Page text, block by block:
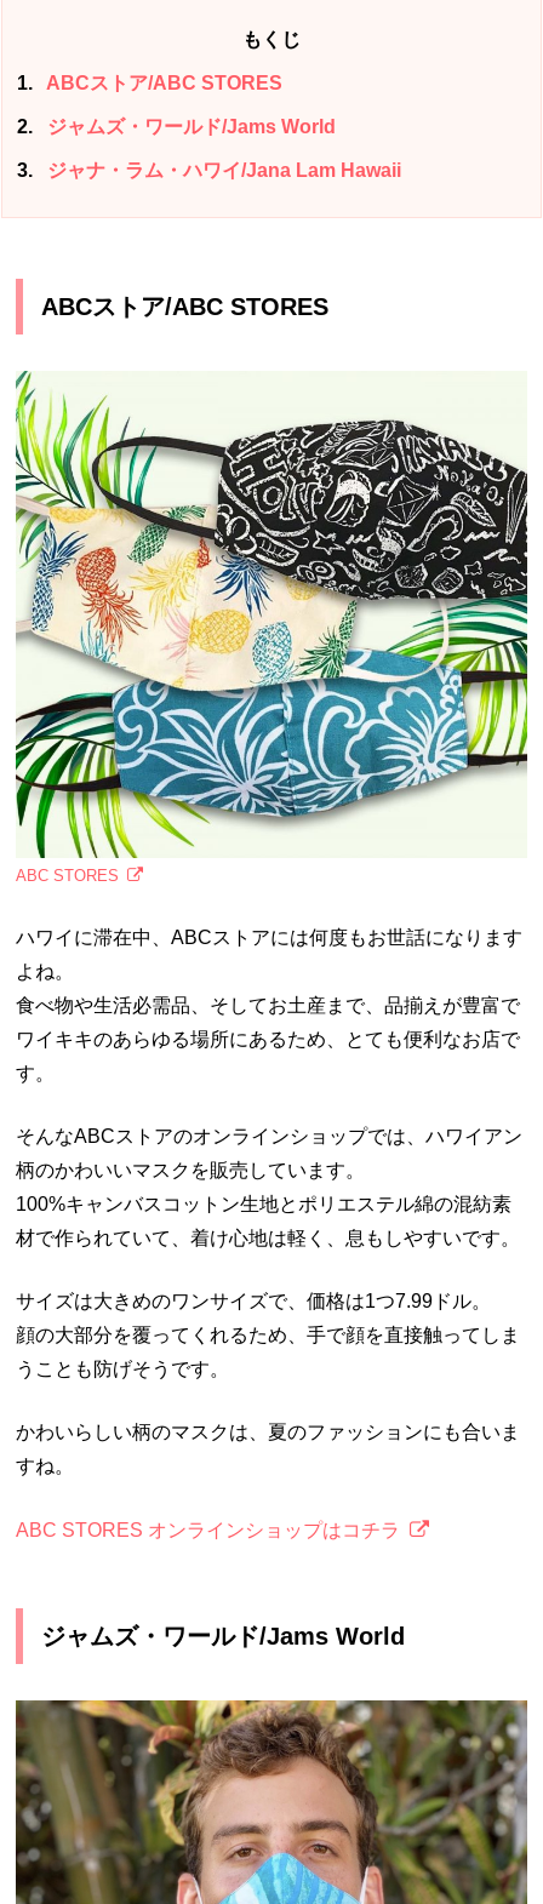
もくじ
1 ABCストア/ABC STORES
2 ジャムズ・ワールド/Jams World
3 ジャナ・ラム・ハワイ/Jana Lam Hawaii
ABCストア/ABC STORES
ABC STORES
ハワイに滞在中、ABCストアには何度もお世話になります
よね。
食べ物や生活必需品、そしてお土産まで、品揃えが豊富で
ワイキキのあらゆる場所にあるため、とても便利なお店で
す。
そんなABCストアのオンラインショップでは、ハワイアン
柄のかわいいマスクを販売しています。
100%キャンバスコットン生地とポリエステル綿の混紡素
材で作られていて、着け心地は軽く、息もしやすいです。
サイズは大きめのワンサイズで、価格は1つ7.99ドル。
顔の大部分を覆ってくれるため、手で顔を直接触ってしま
うことも防げそうです。
かわいらしい柄のマスクは、夏のファッションにも合いま
すね。
ABC STORES オンラインショップはコチラ
ジャムズ・ワールド/Jams World